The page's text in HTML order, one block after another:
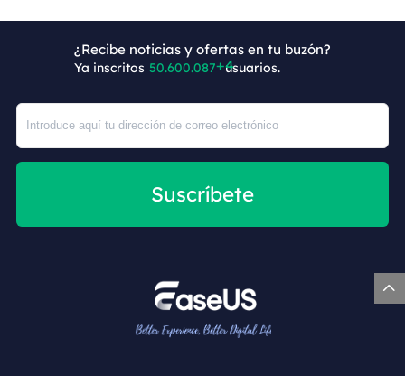
¿Recibe noticias y ofertas en tu buzón?
Ya inscritos 50.600.091 usuarios.
Suscríbete
